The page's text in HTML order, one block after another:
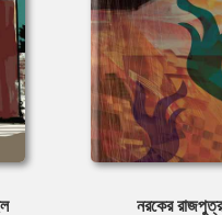
নরকের রাজপুত্র